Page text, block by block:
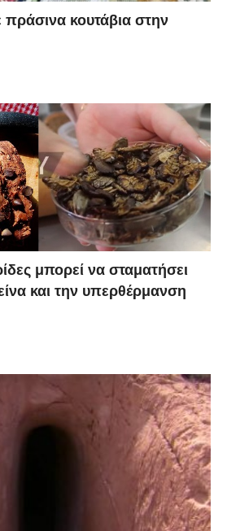
πράσινα κουτάβια στην
μπορεί να σταματήσει
και την υπερθέρμανση